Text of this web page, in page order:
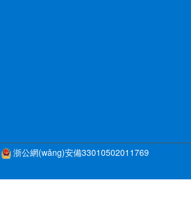
浙公網(wǎng)安備33010502011769